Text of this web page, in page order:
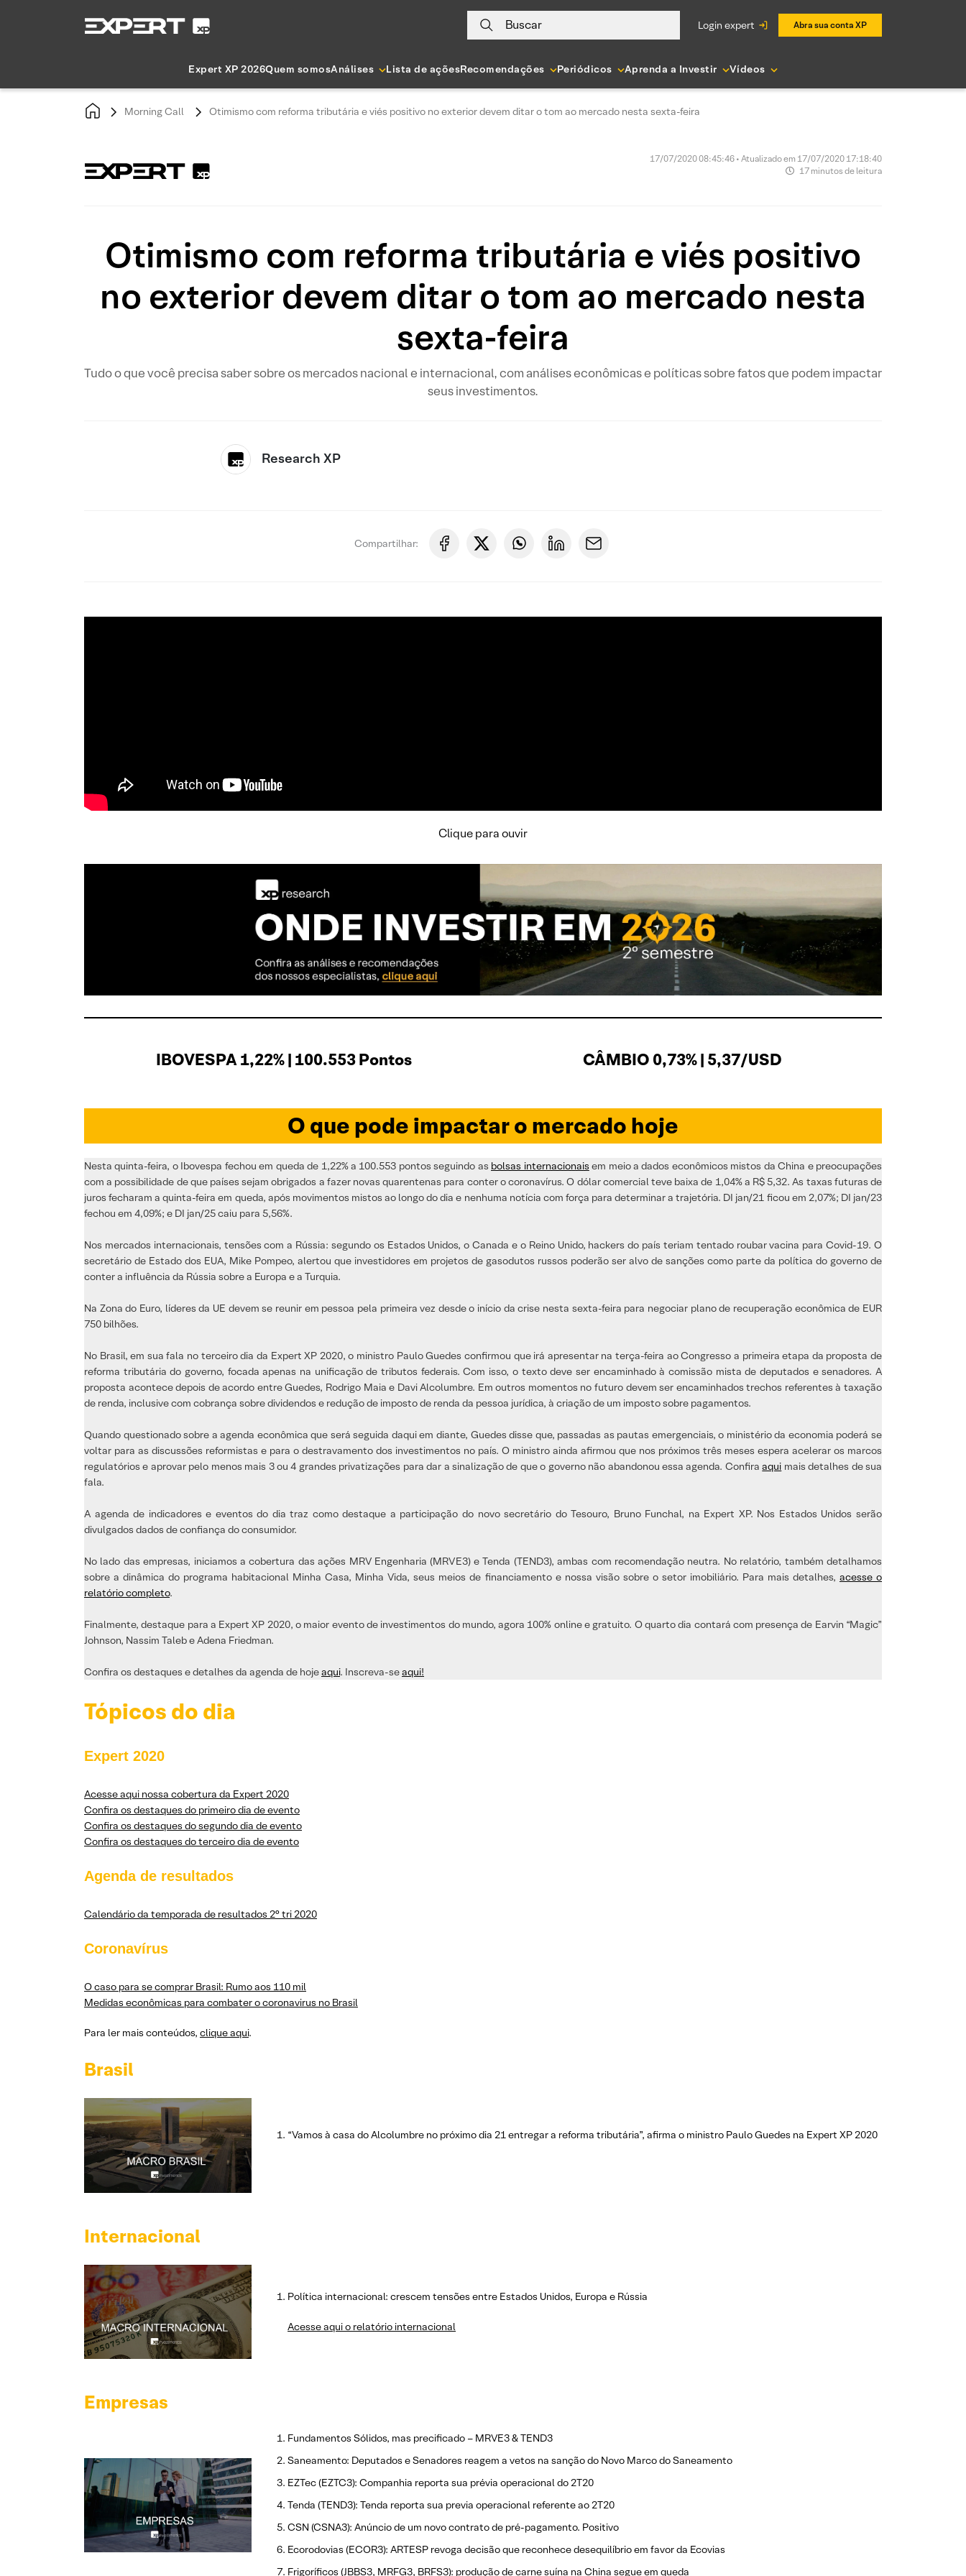
Buscar login expert Abra sua conta XP
Expert XP 2026Quem somosAnálises Lista de açõesRecomendações Periódicos Aprenda a Investir Vídeos
Morning Call Otimismo com reforma tributária e viés positivo no exterior devem ditar o tom ao mercado nesta sexta-feira
17/07/2020 08:45:46 • Atualizado em 17/07/2020 17:18:40
17 minutos de leitura
Otimismo com reforma tributária e viés positivo
no exterior devem ditar o tom ao mercado nesta
sexta-feira
Tudo o que você precisa saber sobre os mercados nacional e internacional, com análises econômicas e políticas sobre fatos que podem impactar
seus investimentos.
Research XP
Compartilhar:
Clique para ouvir
IBOVESPA 1,22% | 100.553 Pontos CÂMBIO 0,73% | 5,37/USD
O que pode impactar o mercado hoje
Nesta quinta-feira, o Ibovespa fechou em queda de 1,22% a 100.553 pontos seguindo as bolsas internacionais em meio a dados econômicos mistos da China e preocupações
com a possibilidade de que países sejam obrigados a fazer novas quarentenas para conter o coronavírus. O dólar comercial teve baixa de 1,04% a R$ 5,32. As taxas futuras de
juros fecharam a quinta-feira em queda, após movimentos mistos ao longo do dia e nenhuma notícia com força para determinar a trajetória. DI jan/21 ficou em 2,07%; DI jan/23
fechou em 4,09%; e DI jan/25 caiu para 5,56%.
Nos mercados internacionais, tensões com a Rússia: segundo os Estados Unidos, o Canada e o Reino Unido, hackers do país teriam tentado roubar vacina para Covid-19. O
secretário de Estado dos EUA, Mike Pompeo, alertou que investidores em projetos de gasodutos russos poderão ser alvo de sanções como parte da política do governo de
conter a influência da Rússia sobre a Europa e a Turquia.
Na Zona do Euro, líderes da UE devem se reunir em pessoa pela primeira vez desde o início da crise nesta sexta-feira para negociar plano de recuperação econômica de EUR
750 bilhões.
No Brasil, em sua fala no terceiro dia da Expert XP 2020, o ministro Paulo Guedes confirmou que irá apresentar na terça-feira ao Congresso a primeira etapa da proposta de
reforma tributária do governo, focada apenas na unificação de tributos federais. Com isso, o texto deve ser encaminhado à comissão mista de deputados e senadores. A
proposta acontece depois de acordo entre Guedes, Rodrigo Maia e Davi Alcolumbre. Em outros momentos no futuro devem ser encaminhados trechos referentes à taxação
de renda, inclusive com cobrança sobre dividendos e redução de imposto de renda da pessoa jurídica, à criação de um imposto sobre pagamentos.
Quando questionado sobre a agenda econômica que será seguida daqui em diante, Guedes disse que, passadas as pautas emergenciais, o ministério da economia poderá se
voltar para as discussões reformistas e para o destravamento dos investimentos no país. O ministro ainda afirmou que nos próximos três meses espera acelerar os marcos
regulatórios e aprovar pelo menos mais 3 ou 4 grandes privatizações para dar a sinalização de que o governo não abandonou essa agenda. Confiraaqui mais detalhes de sua
fala.
A agenda de indicadores e eventos do dia traz como destaque a participação do novo secretário do Tesouro, Bruno Funchal, na Expert XP. Nos Estados Unidos serão
divulgados dados de confiança do consumidor.
No lado das empresas, iniciamos a cobertura das ações MRV Engenharia (MRVE3) e Tenda (TEND3), ambas com recomendação neutra. No relatório, também detalhamos
sobre a dinâmica do programa habitacional Minha Casa, Minha Vida, seus meios de financiamento e nossa visão sobre o setor imobiliário. Para mais detalhes, acesse o
relatório completo.
Finalmente, destaque para a Expert XP 2020, o maior evento de investimentos do mundo, agora 100% online e gratuito. O quarto dia contará com presença de Earvin “Magic”
Johnson, Nassim Taleb e Adena Friedman.
Confira os destaques e detalhes da agenda de hojeaqui. Inscreva-seaqui!
Tópicos do dia
Expert 2020
Acesse aqui nossa cobertura da Expert 2020
Confira os destaques do primeiro dia de evento
Confira os destaques do segundo dia de evento
Confira os destaques do terceiro dia de evento
Agenda de resultados
Calendário da temporada de resultados 2° tri 2020
Coronavírus
O caso para se comprar Brasil: Rumo aos 110 mil
Medidas econômicas para combater o coronavirus no Brasil
Para ler mais conteúdos, clique aqui.
Brasil
“Vamos à casa do Alcolumbre no próximo dia 21 entregar a reforma tributária”, afirma o ministro Paulo Guedes na Expert XP 2020
Internacional
Política internacional: crescem tensões entre Estados Unidos, Europa e Rússia
Acesse aqui o relatório internacional
Empresas
Fundamentos Sólidos, mas precificado – MRVE3 & TEND3
Saneamento: Deputados e Senadores reagem a vetos na sanção do Novo Marco do Saneamento
EZTec (EZTC3): Companhia reporta sua prévia operacional do 2T20
Tenda (TEND3): Tenda reporta sua previa operacional referente ao 2T20
CSN (CSNA3): Anúncio de um novo contrato de pré-pagamento. Positivo
Ecorodovias (ECOR3): ARTESP revoga decisão que reconhece desequilíbrio em favor da Ecovias
Frigoríficos (JBBS3, MRFG3, BRFS3): produção de carne suína na China segue em queda